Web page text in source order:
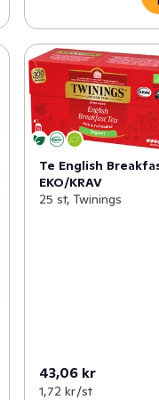
Te English
EKO/KRAV
25 st, Twinings
43,06 kr
1,72 kr /st